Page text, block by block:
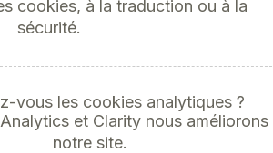
Référence
cookies, à la traduction ou à la
sécurité.
vous les cookies analytiques ?
et Clarity nous améliorons
notre site.